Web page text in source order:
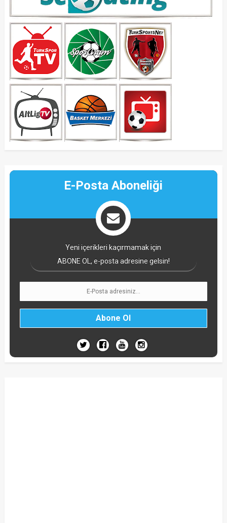
E-Posta Aboneliği
Yeni içerikleri kaçırmamak için
ABONE OL, e-posta adresine gelsin!